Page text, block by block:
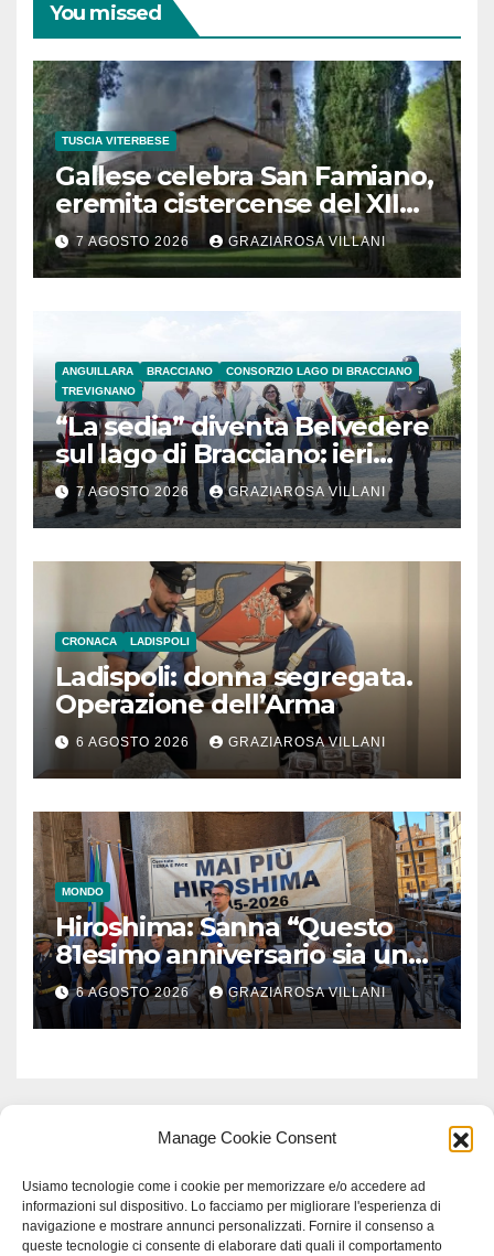
Manage Cookie Consent
Usiamo tecnologie come i cookie per memorizzare e/o accedere ad
informazioni sul dispositivo. Lo facciamo per migliorare l'esperienza di
navigazione e mostrare annunci personalizzati. Fornire il consenso a
queste tecnologie ci consente di elaborare dati quali il comportamento
You missed
TUSCIA VITERBESE
Gallese celebra San Famiano,
eremita cistercense del XII
secolo
7 AGOSTO 2026 GRAZIAROSA VILLANI
ANGUILLARA BRACCIANO
CONSORZIO LAGO DI BRACCIANO
TREVIGNANO
“La sedia” diventa Belvedere
sul lago di Bracciano: ieri
l’inaugurazione
7 AGOSTO 2026 GRAZIAROSA VILLANI
CRONACA LADISPOLI
Ladispoli: donna segregata.
Operazione dell’Arma
6 AGOSTO 2026 GRAZIAROSA VILLANI
MONDO
Hiroshima: Sanna “Questo
81esimo anniversario sia un
monito per tutti”
6 AGOSTO 2026 GRAZIAROSA VILLANI